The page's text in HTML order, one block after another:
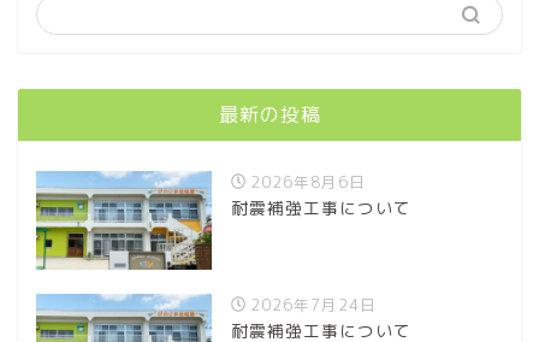
最新の投稿
2026年8月6日
耐震補強工事について
2026年7月24日
耐震補強工事について